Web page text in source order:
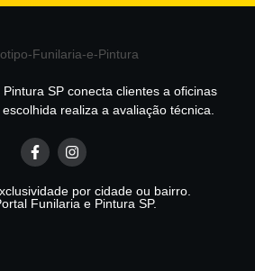
SP conecta clientes a oficinas
realiza a avaliação técnica.
por cidade ou bairro.
Funilaria e Pintura SP.